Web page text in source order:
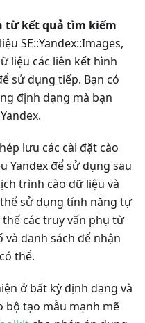
từ kết quả tìm kiếm
SE::Yandex::Images,
liệu các liên kết hình
sử dụng tiếp. Bạn có
định dạng mà bạn
lưu các cài đặt cào
Yandex để sử dụng sau
trình cào dữ liệu và
sử dụng tính năng tự
các truy vấn phụ từ
danh sách để nhận
thể.
ở bất kỳ định dạng và
bộ tạo mẫu mạnh mẽ